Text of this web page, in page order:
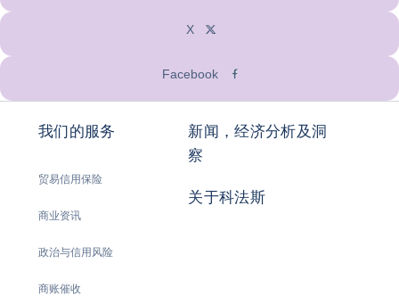
X
Facebook
我们的服务
贸易信用保险
商业资讯
政治与信用风险
商账催收
新闻，经济分析及洞
察
关于科法斯